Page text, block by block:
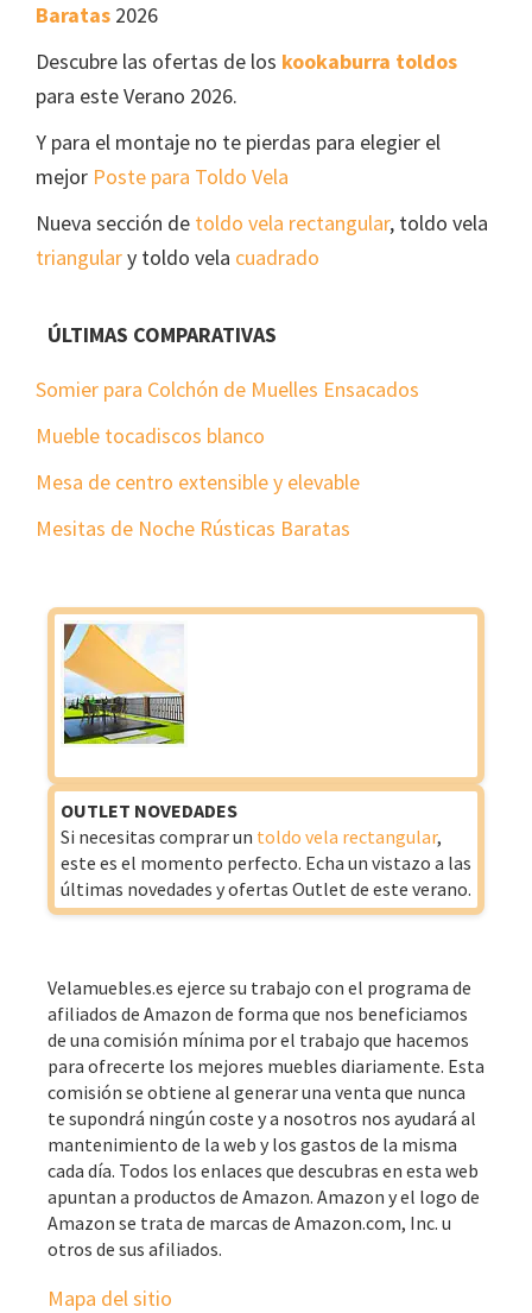
Baratas 2026
Descubre las ofertas de los kookaburra toldos
para este Verano 2026.
Y para el montaje no te pierdas para elegier el
mejor Poste para Toldo Vela
Nueva sección de toldo vela rectangular, toldo vela
triangulary toldo vela cuadrado
ÚLTIMAS COMPARATIVAS
Somier para Colchón de Muelles Ensacados
Mueble tocadiscos blanco
Mesa de centro extensible y elevable
Mesitas de Noche Rústicas Baratas
OUTLET NOVEDADES
Si necesitas comprar un toldo vela rectangular,
este es el momento perfecto. Echa un vistazo a las
últimas novedades y ofertas Outlet de este verano.
Velamuebles.es ejerce su trabajo con el programa de
afiliados de Amazon de forma que nos beneficiamos
de una comisión mínima por el trabajo que hacemos
para ofrecerte los mejores muebles diariamente. Esta
comisión se obtiene al generar una venta que nunca
te supondrá ningún coste y a nosotros nos ayudará al
mantenimiento de la web y los gastos de la misma
cada día. Todos los enlaces que descubras en esta web
apuntan a productos de Amazon. Amazon y el logo de
Amazon se trata de marcas de Amazon.com, Inc. u
otros de sus afiliados.
Mapa del sitio